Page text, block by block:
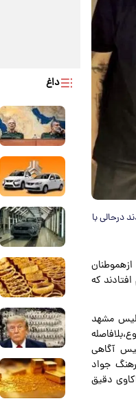
بودند درحالی با
اخاذی ۷هزار دلاری یکی ازهموطنان
مشهد به دام افتادند که
مشهد
آگاهی
جواد
دقیق
داغ